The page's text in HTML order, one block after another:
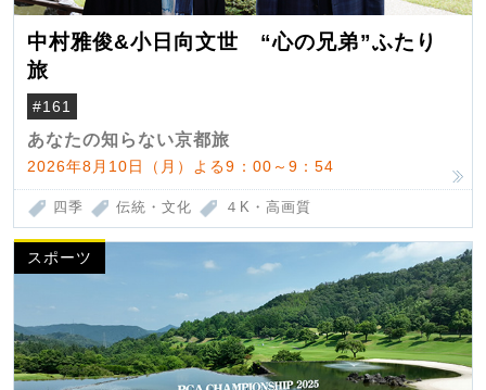
中村雅俊&小日向文世 “心の兄弟”ふたり
旅
#161
あなたの知らない京都旅
2026年8月10日（月）よる9：00～9：54
四季 伝統・文化 ４K・高画質
スポーツ